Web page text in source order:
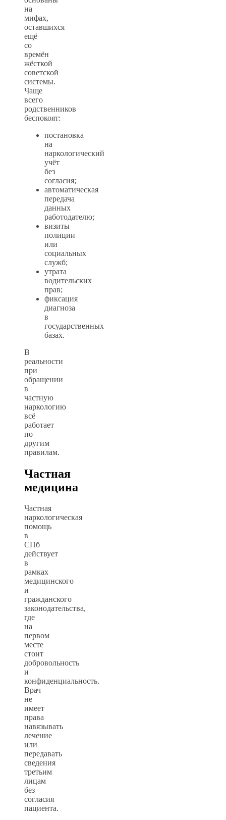
на
мифах,
оставшихся
ещё
со
времён
жёсткой
советской
системы.
Чаще
всего
родственников
беспокоят:
постановка
на
наркологический
учёт
без
согласия;
автоматическая
передача
данных
работодателю;
визиты
полиции
или
социальных
служб;
утрата
водительских
прав;
фиксация
диагноза
в
государственных
базах.
В
реальности
при
обращении
в
частную
наркологию
всё
работает
по
другим
правилам.
Частная
медицина
Частная
наркологическая
помощь
в
СПб
действует
в
рамках
медицинского
и
гражданского
законодательства,
где
на
первом
месте
стоит
добровольность
и
конфиденциальность.
Врач
не
имеет
права
навязывать
лечение
или
передавать
сведения
третьим
лицам
без
согласия
пациента.